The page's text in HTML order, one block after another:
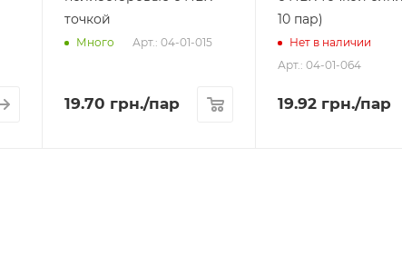
точкой
Много Арт.: 04-01-015
19.70 грн./пар
10 пар)
Нет в наличии
Арт.: 04-01-064
19.92 грн./пар